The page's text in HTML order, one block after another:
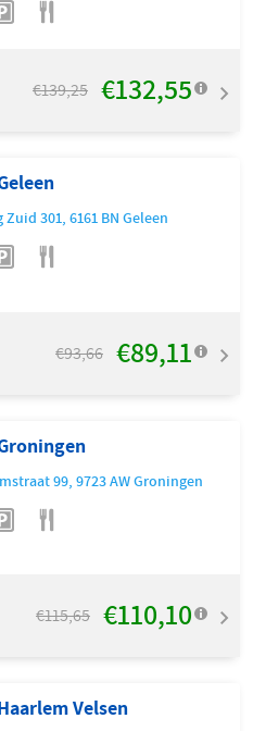
Velsen
99,9723 AWGroningen
€115,65 €110,10
Zuid 301,6161 BNGeleen
€93,66 €89,11
€139,25 €132,55